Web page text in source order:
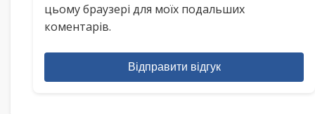
цьому браузері для моїх подальших
коментарів.
Відправити відгук